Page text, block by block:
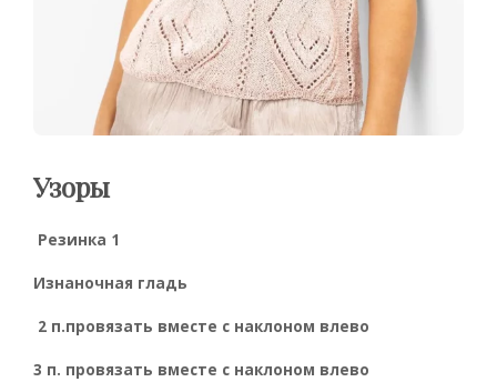
Узоры
Резинка 1
Изнаночная гладь
2 п.провязать вместе с наклоном влево
3 п. провязать вместе с наклоном влево